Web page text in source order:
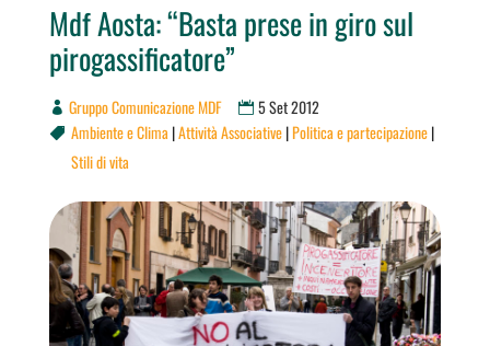
Mdf Aosta: “Basta prese in giro sul
pirogassificatore”
Gruppo Comunicazione MDF 5 Set 2012
 Ambiente e Clima |Attività Associative|Politica e partecipazione|
Stili di vita